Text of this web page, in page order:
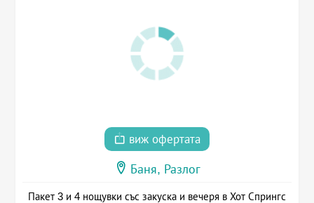
виж офертата
Баня, Разлог
Пакет 3 и 4 нощувки със закуска и вечеря в Хот Спрингс